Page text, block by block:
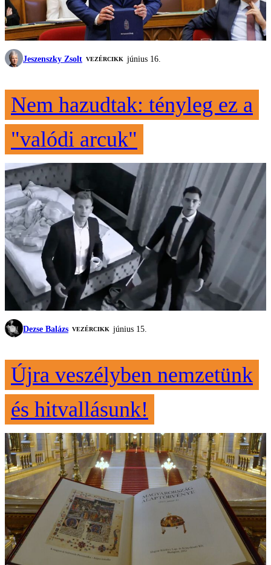
Jeszenszky Zsolt VEZÉRCIKK június 16.
Nem hazudtak: tényleg ez a
"valódi arcuk"
Dezse Balázs VEZÉRCIKK június 15.
Újra veszélyben nemzetünk
és hitvallásunk!